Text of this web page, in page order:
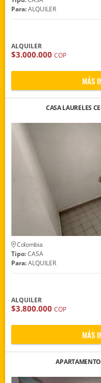
Para:ALQUILER
ALQUILER
$3.000.000 COP
MÁS
CASA LAURELES
Colombia
Tipo:CASA
Para:ALQUILER
ALQUILER
$3.800.000 COP
MÁS